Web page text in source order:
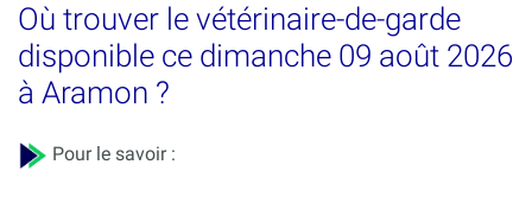
Où trouver le vétérinaire-de-garde
disponible ce dimanche 09 août 2026
à Aramon ?
Pour le savoir :